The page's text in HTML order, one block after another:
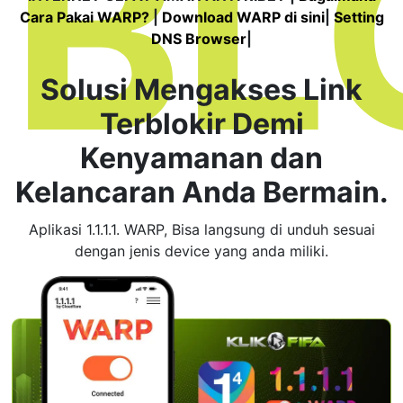
Tangkas
Promosi
Referral
VIP
Member
Lainnya
VERSI DESKTOP
Cara Pakai WARP?|Download WARP di sini| Setting
DNS Browser
Solusi Mengakses Link
Terblokir Demi
Kenyamanan dan
Kelancaran Anda Bermain.
Aplikasi 1.1.1.1. WARP, Bisa langsung di unduh sesuai
dengan jenis device yang anda miliki.